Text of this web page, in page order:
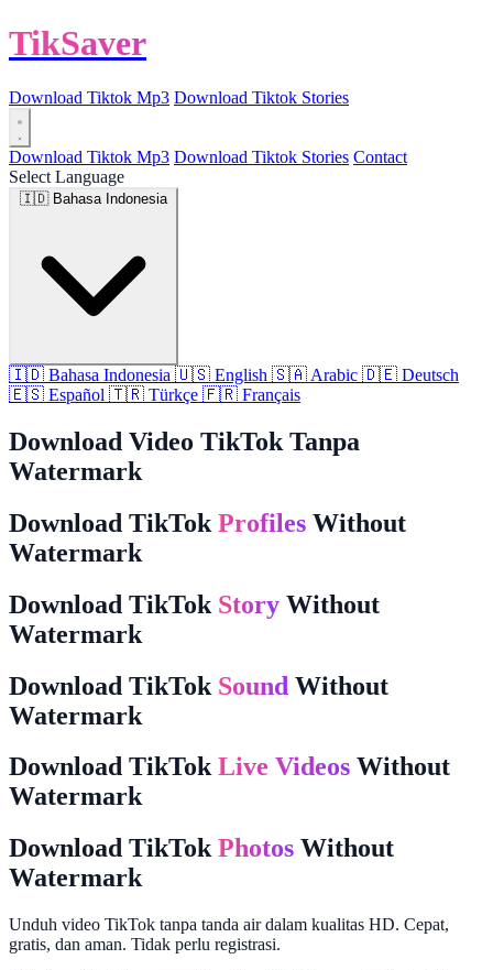
TikSaver
Download Tiktok Mp3 Download Tiktok Stories
Download Tiktok Mp3 Download Tiktok Stories Contact
Select Language
🇮🇩 Bahasa Indonesia
🇮🇩 Bahasa Indonesia 🇺🇸 English 🇸🇦 Arabic 🇩🇪 Deutsch
🇪🇸 Español 🇹🇷 Türkçe 🇫🇷 Français
Download Video TikTok Tanpa
Watermark
Download TikTok Profiles Without
Watermark
Download TikTok Story Without
Watermark
Download TikTok Sound Without
Watermark
Download TikTokLive Videos Without
Watermark
Download TikTokPhotos Without
Watermark
Unduh video TikTok tanpa tanda air dalam kualitas HD. Cepat,
gratis, dan aman. Tidak perlu registrasi.